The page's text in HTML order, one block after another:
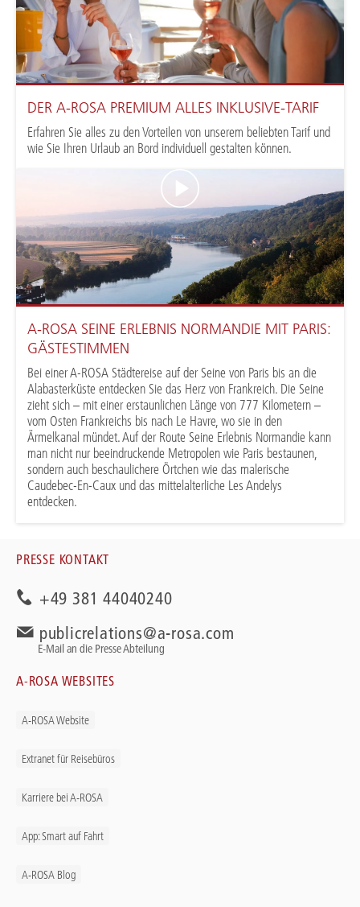
DER A-ROSA PREMIUM ALLES INKLUSIVE-TARIF
Erfahren Sie alles zu den Vorteilen von unserem beliebten Tarif und
wie Sie Ihren Urlaub an Bord individuell gestalten können.
A-ROSA SEINE ERLEBNIS NORMANDIE MIT PARIS:
GÄSTESTIMMEN
Bei einer A-ROSA Städtereise auf der Seine von Paris bis an die
Alabasterküste entdecken Sie das Herz von Frankreich. Die Seine
zieht sich – mit einer erstaunlichen Länge von 777 Kilometern –
vom Osten Frankreichs bis nach Le Havre, wo sie in den
Ärmelkanal mündet. Auf der Route Seine Erlebnis Normandie kann
man nicht nur beeindruckende Metropolen wie Paris bestaunen,
sondern auch beschaulichere Örtchen wie das malerische
Caudebec-En-Caux und das mittelalterliche Les Andelys
entdecken.
PRESSE KONTAKT
+49 381 44040240
publicrelations@a-rosa.com
E-Mail an die Presse Abteilung
A-ROSA WEBSITES
A-ROSA Website
Extranet für Reisebüros
Karriere bei A-ROSA
App: Smart auf Fahrt
A-ROSA Blog